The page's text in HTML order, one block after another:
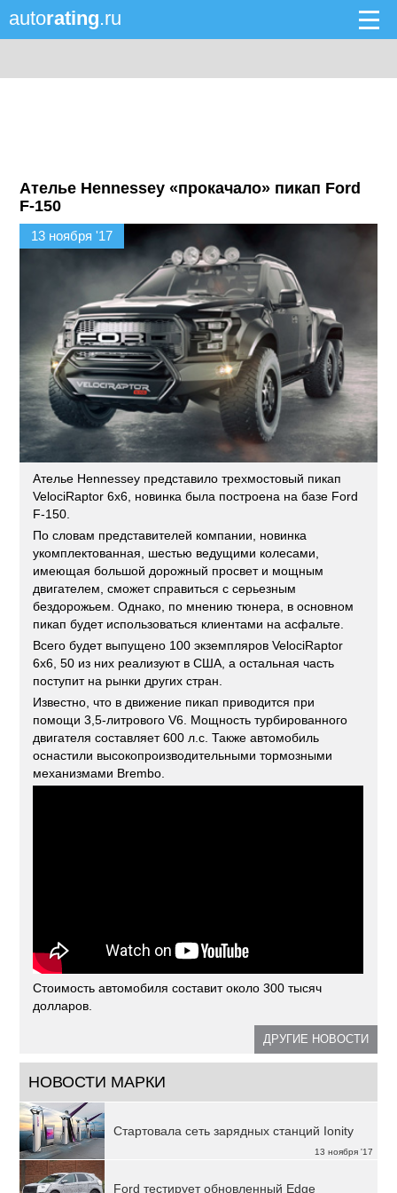
autorating.ru
Ателье Hennessey «прокачало» пикап Ford
F-150
13 ноября '17
Ателье Hennessey представило трехмостовый пикап
VelociRaptor 6x6, новинка была построена на базе Ford
F-150.
По словам представителей компании, новинка
укомплектованная, шестью ведущими колесами,
имеющая большой дорожный просвет и мощным
двигателем, сможет справиться с серьезным
бездорожьем. Однако, по мнению тюнера, в основном
пикап будет использоваться клиентами на асфальте.
Всего будет выпущено 100 экземпляров VelociRaptor
6x6, 50 из них реализуют в США, а остальная часть
поступит на рынки других стран.
Известно, что в движение пикап приводится при
помощи 3,5-литрового V6. Мощность турбированного
двигателя составляет 600 л.с. Также автомобиль
оснастили высокопроизводительными тормозными
механизмами Brembo.
Стоимость автомобиля составит около 300 тысяч
долларов.
ДРУГИЕ НОВОСТИ
НОВОСТИ МАРКИ
13 ноября '17
Стартовала сеть зарядных станций Ionity
Ford тестирует обновленный Edge